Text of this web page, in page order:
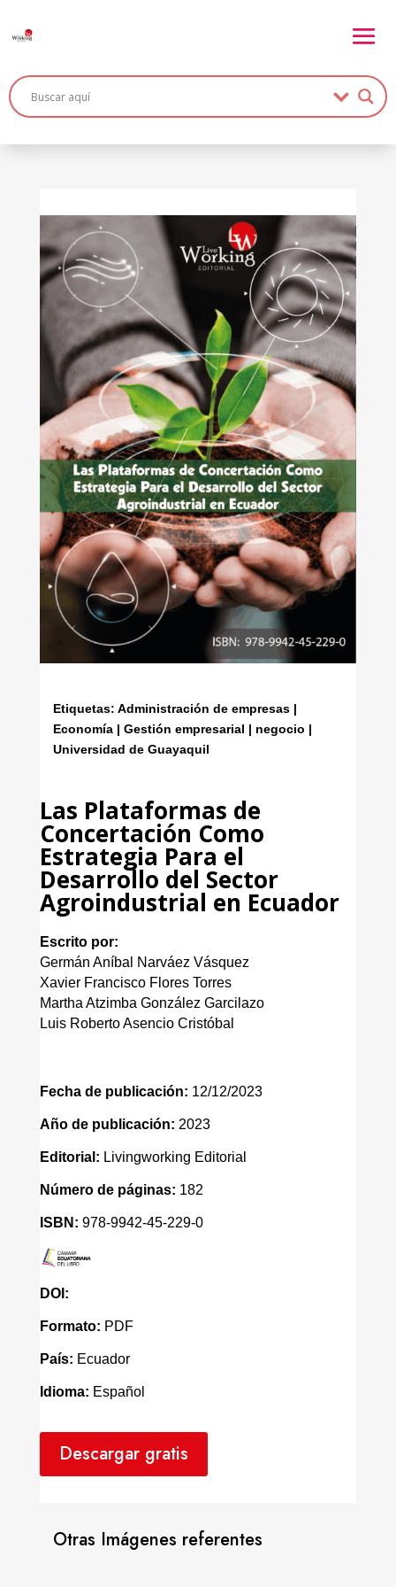
Etiquetas: Administración de empresas |
Economía | Gestión empresarial | negocio |
Universidad de Guayaquil
Las Plataformas de
Concertación Como
Estrategia Para el
Desarrollo del Sector
Agroindustrial en Ecuador
Escrito por:
Germán Aníbal Narváez Vásquez
Xavier Francisco Flores Torres
Martha Atzimba González Garcilazo
Luis Roberto Asencio Cristóbal
Fecha de publicación: 12/12/2023
Año de publicación: 2023
Editorial: Livingworking Editorial
Número de páginas: 182
ISBN: 978-9942-45-229-0
DOI:
Formato: PDF
País: Ecuador
Idioma: Español
Descargar gratis
Otras Imágenes referentes